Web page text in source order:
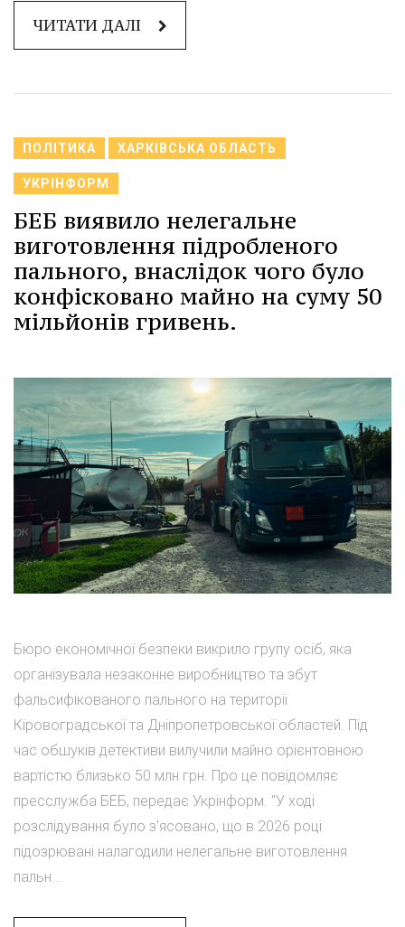
ЧИТАТИ ДАЛІ
ПОЛІТИКА ХАРКІВСЬКА ОБЛАСТЬ
УКРІНФОРМ
БЕБ виявило нелегальне
виготовлення підробленого
пального, внаслідок чого було
конфісковано майно на суму 50
мільйонів гривень.
Бюро економічної безпеки викрило групу осіб, яка
організувала незаконне виробництво та збут
фальсифікованого пального на території
Кіровоградської та Дніпропетровської областей. Під
час обшуків детективи вилучили майно орієнтовною
вартістю близько 50 млн грн. Про це повідомляє
пресслужба БЕБ, передає Укрінформ. "У ході
розслідування було з'ясовано, що в 2026 році
підозрювані налагодили нелегальне виготовлення
пальн...